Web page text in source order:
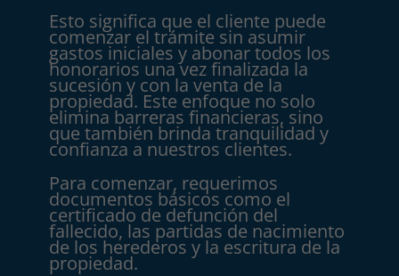
Esto significa que el cliente puede
comenzar el trámite sin asumir
gastos iniciales y abonar todos los
honorarios una vez finalizada la
sucesión y con la venta de la
propiedad. Este enfoque no solo
elimina barreras financieras, sino
que también brinda tranquilidad y
confianza a nuestros clientes.
Para comenzar, requerimos
documentos básicos como el
certificado de defunción del
fallecido, las partidas de nacimiento
de los herederos y la escritura de la
propiedad.